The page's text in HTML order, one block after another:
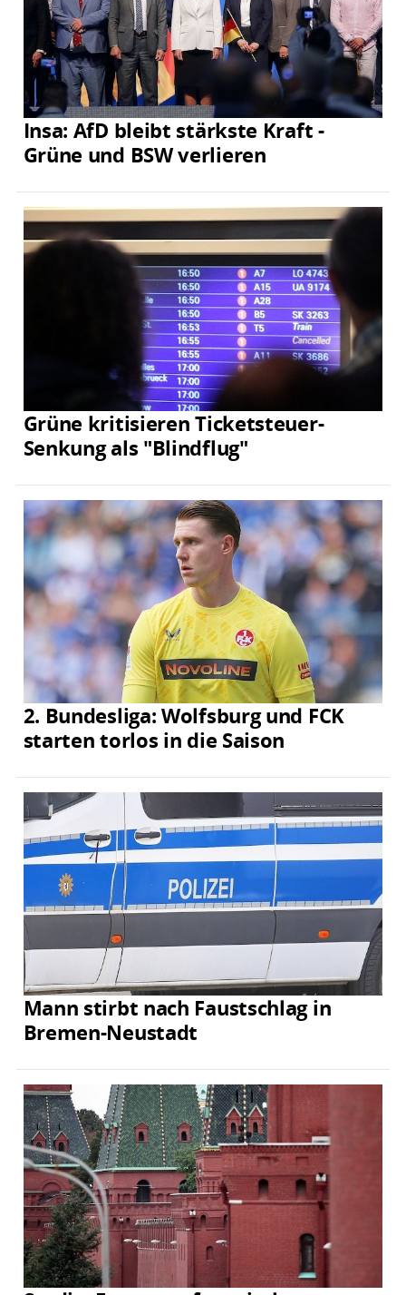
Insa: AfD bleibt stärkste Kraft -
Grüne und BSW verlieren
Grüne kritisieren Ticketsteuer-
Senkung als "Blindflug"
2. Bundesliga: Wolfsburg und FCK
starten torlos in die Saison
Mann stirbt nach Faustschlag in
Bremen-Neustadt